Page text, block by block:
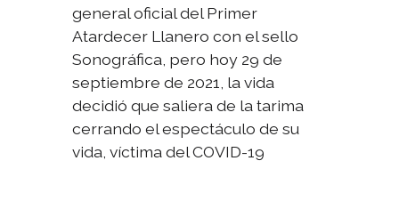
general oficial del Primer
Atardecer Llanero con el sello
Sonográfica, pero hoy 29 de
septiembre de 2021, la vida
decidió que saliera de la tarima
cerrando el espectáculo de su
vida, víctima del COVID-19